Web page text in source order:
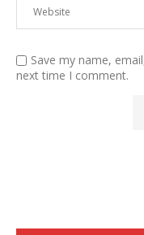
Save my name,
next time I comment.